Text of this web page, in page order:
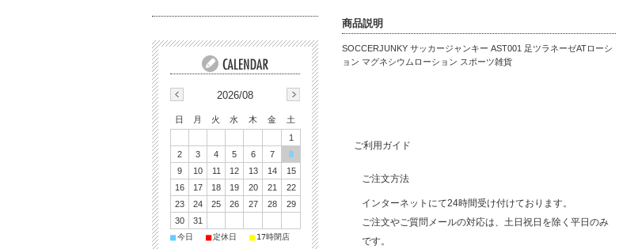
商品説明
SOCCERJUNKY サッカージャンキー AST001 足ツラネーゼATローシ
ョン マグネシウムローション スポーツ雑貨
ご利用ガイド
ご注文方法
インターネットにて24時間受け付けております。
ご注文やご質問メールの対応は、土日祝日を除く平日のみ
です。
2026/08
日 月 火 水 木 金
土
1
2
3 4 5 6 7
8
9
10 11 12 13 14
15
16
17 18 19 20 21
22
23
24 25 26 27 28
29
30
31
■今日 ■定休日 ■ 17時閉店